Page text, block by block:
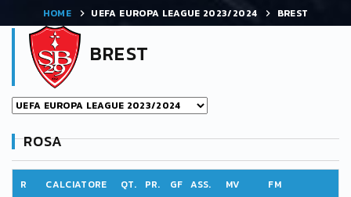
HOME UEFA EUROPA LEAGUE 2023/2024 BREST
BREST
ROSA
R CALCIATORE QT. PR. GF ASS. MV FM